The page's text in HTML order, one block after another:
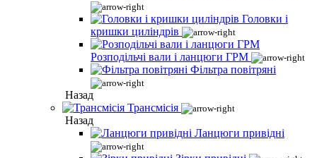
Головки і
кришки циліндрів
Розподільчі вали і ланцюги ГРМ
Фільтра повітряні
Назад
Трансмісія
Назад
Ланцюги привідні